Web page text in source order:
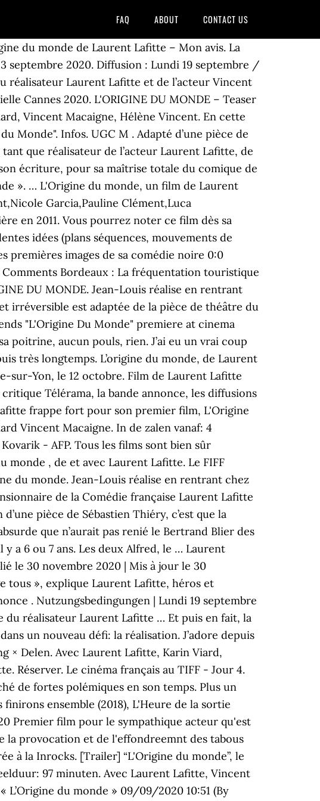
FAQ ABOUT CONTACT US
du monde de Laurent Lafitte – Mon avis. La
septembre 2020. Diffusion : Lundi 19 septembre /
réalisateur Laurent Lafitte et de l’acteur Vincent
Cannes 2020. L'ORIGINE DU MONDE – Teaser
Vincent Macaigne, Hélène Vincent. En cette
Monde". Infos. UGC M . Adapté d’une pièce de
que réalisateur de l’acteur Laurent Lafitte, de
écriture, pour sa maîtrise totale du comique de
». … L'Origine du monde, un film de Laurent
Garcia,Pauline Clément,Luca
en 2011. Vous pourrez noter ce film dès sa
idées (plans séquences, mouvements de
premières images de sa comédie noire 0:0
Bordeaux : La fréquentation touristique
DU MONDE. Jean-Louis réalise en rentrant
irréversible est adaptée de la pièce de théâtre du
"L'Origine Du Monde" premiere at cinema
poitrine, aucun pouls, rien. J’ai eu un vrai coup
très longtemps. L’origine du monde, de Laurent
sur-Yon, le 12 octobre. Film de Laurent Lafitte
Télérama, la bande annonce, les diffusions
frappe fort pour son premier film, L'Origine
Vincent Macaigne. In de zalen vanaf: 4
- AFP. Tous les films sont bien sûr
monde , de et avec Laurent Lafitte. Le FIFF
du monde. Jean-Louis réalise en rentrant chez
de la Comédie française Laurent Lafitte
pièce de Sébastien Thiéry, c’est que la
que n’aurait pas renié le Bertrand Blier des
y a 6 ou 7 ans. Les deux Alfred, le … Laurent
le 30 novembre 2020 | Mis à jour le 30
tous », explique Laurent Lafitte, héros et
. Nutzungsbedingungen | Lundi 19 septembre
du réalisateur Laurent Lafitte … Et puis en fait, la
un nouveau défi: la réalisation. J’adore depuis
× Delen. Avec Laurent Lafitte, Karin Viard,
Réserver. Le cinéma français au TIFF - Jour 4.
de fortes polémiques en son temps. Plus un
ensemble (2018), L'Heure de la sortie
Premier film pour le sympathique acteur qu'est
la provocation et de l'effondreemnt des tabous
à la Inrocks. [Trailer] “L'Origine du monde”, le
97 minuten. Avec Laurent Lafitte, Vincent
L’Origine du monde » 09/09/2020 10:51 (By